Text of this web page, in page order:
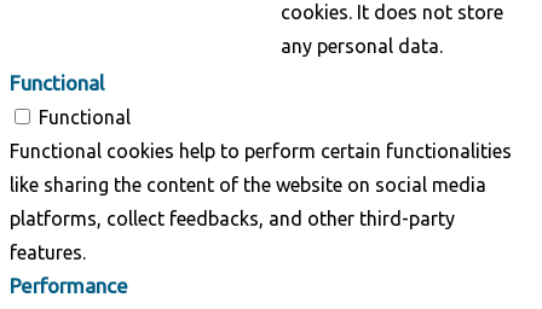
cookies. It does not store
any personal data.
Functional
Functional
Functional cookies help to perform certain functionalities
like sharing the content of the website on social media
platforms, collect feedbacks, and other third-party
features.
Performance